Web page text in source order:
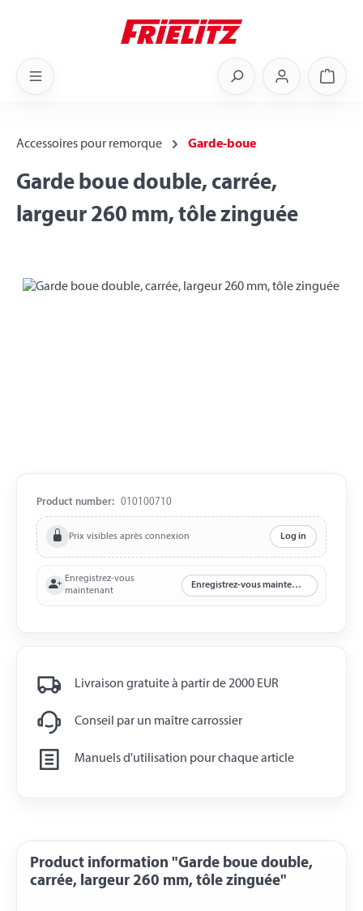
Accessoires pour remorque Garde-boue
Garde boue double, carrée,
largeur 260 mm, tôle zinguée
Skip image gallery
Product number: 010100710
Prix visibles après connexion Log in
Enregistrez-vous
maintenant
Enregistrez-vous maintenant
Livraison gratuite à partir de 2000 EUR
Conseil par un maître carrossier
Manuels d'utilisation pour chaque article
Product information "Garde boue double,
carrée, largeur 260 mm, tôle zinguée"